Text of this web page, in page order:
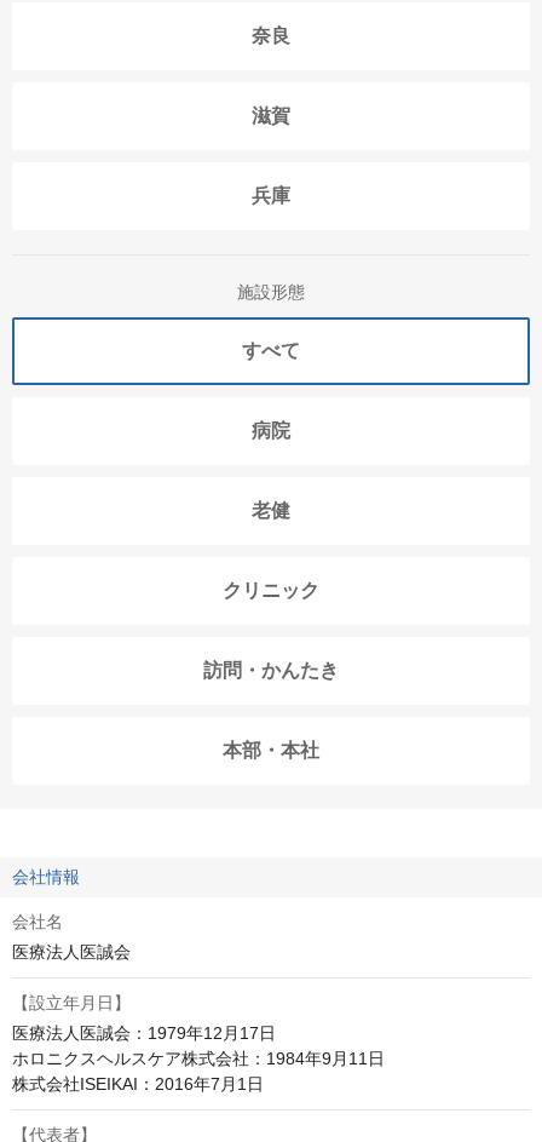
奈良
滋賀
兵庫
施設形態
すべて
病院
老健
クリニック
訪問・かんたき
本部・本社
会社情報
会社名
医療法人医誠会
【設立年月日】
医療法人医誠会：1979年12月17日
ホロニクスヘルスケア株式会社：1984年9月11日
株式会社ISEIKAI：2016年7月1日
【代表者】